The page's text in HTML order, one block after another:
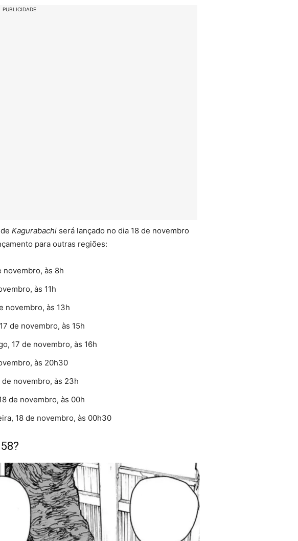
PUBLICIDADE
Kagurabachi será lançado no dia 18 de novembro
para outras regiões:
às 8h
às 11h
novembro, às 13h
de novembro, às 15h
17 de novembro, às 16h
às 20h30
novembro, às 23h
de novembro, às 00h
18 de novembro, às 00h30